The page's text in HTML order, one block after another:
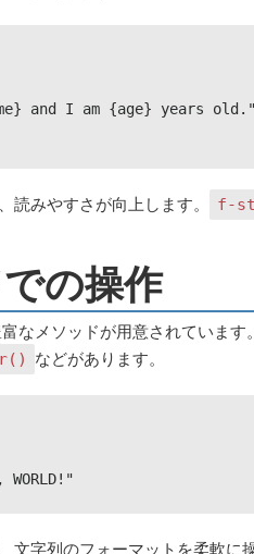
and I am {age} years old."
読みやすさが向上します。 f-
の操作
なメソッドが用意されていま
などがあります。
字列のフォーマットを柔軟に